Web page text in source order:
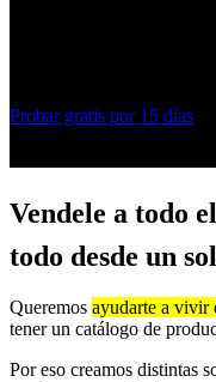
Probar gratis por 15 días
Vendele a todo
todo desde un
Queremos ayudarte a vivir
tener un catálogo de
Por eso creamos distintas